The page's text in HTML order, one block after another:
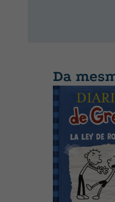
Da